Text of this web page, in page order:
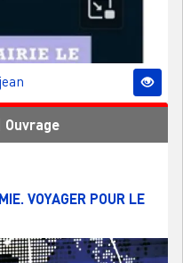
Ouvrage
VOYAGER POUR LE